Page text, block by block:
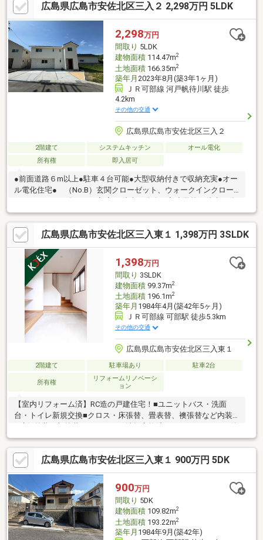
広島県広島市安佐北区三入２ 2,298万円 5LDK
2,298万円
間取り 5LDK
建物面積114.47m2
土地面積166.35m2
築年月 2023年8月(築3年1ヶ月)
ＪＲ可部線 河戸帆待川駅 徒歩
4.2km
その他の交通
広島県広島市安佐北区三入２
2階建て システムキッチン
オール電化
所有権
即入居可
●前面道路６m以上●駐車４台可能●大型収納付きで収納充実●オー
ル電化住宅● （No.B）玄関クローゼット、ウォークインクロー
〇桐陽台入口バス停 徒歩５分見学ご希望の方も、まずは資料を
見たい...という方も、近鉄不動産 安佐南営業所へお気軽にお問
合せください♪広島県広島市安佐北区三入東１ 1,398万円 3SLDK
1,398万円
間取り 3SLDK
建物面積99.37m2
土地面積196.1m2
築年月 1984年4月(築42年5ヶ月)
ＪＲ可部線 可部駅 徒歩5.3km
その他の交通
広島県広島市安佐北区三入東１
2階建て 駐車場あり 駐車2台
所有権
リフォームリノベーシ
ョン
【室内リフォーム済】RC造の戸建住宅！■ユニットバス・洗面
台・トイレ新規交換■クロス・床張替、畳表替、襖張替など内装
きで家事もスムーズ■南東向きで陽当たり良好■並列駐車2台可能
（車種による）■小学校・中学校徒歩5分圏内で通学も安心構造の
安心感とリフォーム済の快適さを兼ね備えた住まいです。ぜひ現
地で室内の状態や陽当たりの良さをご体感ください。
広島県広島市安佐北区三入東１ 900万円 5DK
900万円
間取り 5DK
建物面積109.82m2
土地面積193.22m2
築年月 1984年9月(築42年)